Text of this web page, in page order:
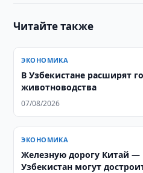
Читайте также
ЭКОНОМИКА
В Узбекистане расширят
животноводства
07/08/2026
ЭКОНОМИКА
Железную дорогу Китай
Узбекистан могут